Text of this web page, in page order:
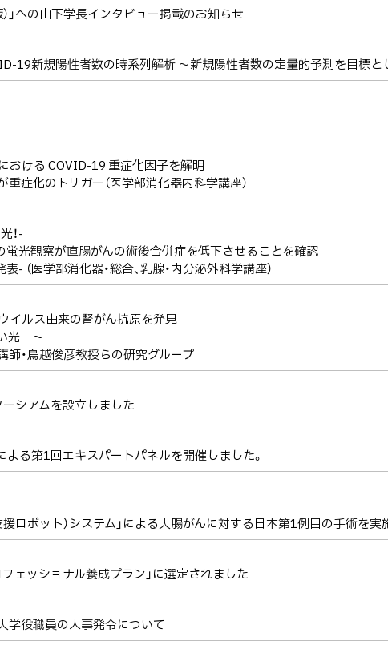
」への山下学長インタビュー掲載のお知らせ
19新規陽性者数の時系列解析 ～新規陽性者数の定量的予測を目標と
おける COVID-19 重症化因子を解明
症化のトリガー（医学部消化器内科学講座）
！-
光観察が直腸がんの術後合併症を低下させることを確認
（医学部消化器・総合、乳腺・内分泌外科学講座）
イルス由来の腎がん抗原を発見
光 ～
・鳥越俊彦教授らの研究グループ
シアムを設立しました
る第1回エキスパートパネルを開催しました。
援ロボット）システム」による大腸がんに対する日本第1例目の手術を実
ェッショナル養成プラン」に選定されました
学役職員の人事発令について